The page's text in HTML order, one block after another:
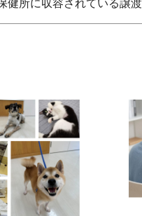
健所に収容されている譲